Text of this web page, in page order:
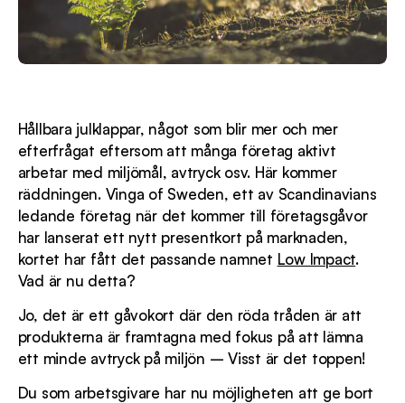
Hållbara julklappar, något som blir mer och mer
efterfrågat eftersom att många företag aktivt
arbetar med miljömål, avtryck osv. Här kommer
räddningen. Vinga of Sweden, ett av Scandinavians
ledande företag när det kommer till företagsgåvor
har lanserat ett nytt presentkort på marknaden,
kortet har fått det passande namnet Low Impact.
Vad är nu detta?
Jo, det är ett gåvokort där den röda tråden är att
produkterna är framtagna med fokus på att lämna
ett minde avtryck på miljön – Visst är det toppen!
Du som arbetsgivare har nu möjligheten att ge bort